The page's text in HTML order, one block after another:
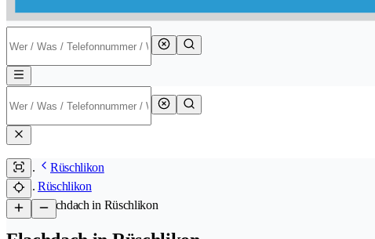
Rüschlikon
Rüschlikon
/Flachdach in Rüschlikon